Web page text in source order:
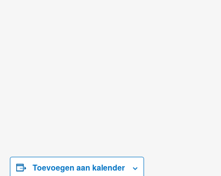
Toevoegen aan kalender